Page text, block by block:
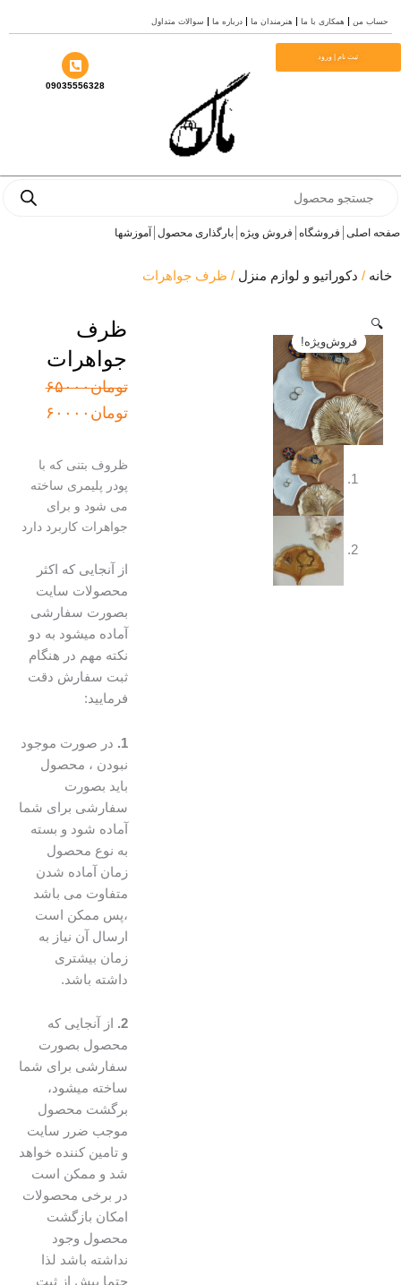
من همکاری با ما هنرمندان ما درباره ما سوالات متداول
ثبت نام | ورود
09035556328
اصلی فروشگاه فروش ویژه بارگذاری محصول آموزشها
/دکوراتیو و لوازم منزل/ ظرف جواهرات
فروش‌ویژه!
ظرف
جواهرات
تومان۶۵۰۰۰قیمت
اصلی:
تومان۶۰۰۰۰
قیمت
فعلی:
ظروف بتنی که با
پودر پلیمری ساخته
می شود و برای
جواهرات کاربرد دارد
از آنجایی که اکثر
محصولات سایت
بصورت سفارشی
آماده میشود به دو
نکته مهم در هنگام
ثبت سفارش دقت
فرمایید:
در صورت موجود
نبودن ، محصول
باید بصورت
سفارشی برای شما
آماده شود و بسته
به نوع محصول
زمان آماده شدن
متفاوت می باشد
،پس ممکن است
ارسال آن نیاز به
زمان بیشتری
داشته باشد.
از آنجایی که
محصول بصورت
سفارشی برای شما
ساخته میشود،
برگشت محصول
موجب ضرر سایت
و تامین کننده خواهد
شد و ممکن است
در برخی محصولات
امکان بازگشت
محصول وجود
نداشته باشد لذا
حتما پیش از ثبت